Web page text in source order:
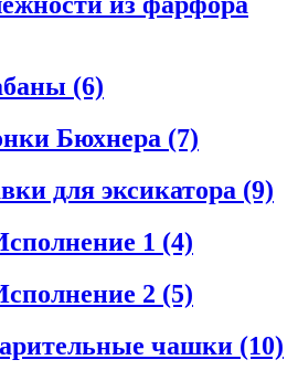
(6)
Бюхнера (7)
для эксикатора (9)
1 (4)
2 (5)
чашки (10)